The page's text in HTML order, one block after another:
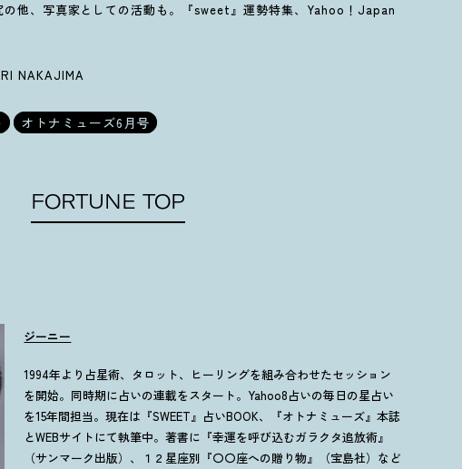
の他、写真家としての活動も。『sweet』運勢特集、Yahoo！Japan
NAKAJIMA
オトナミューズ6月号
FORTUNE TOP
ジーニー
1994年より占星術、タロット、ヒーリングを組み合わせたセッション
を開始。同時期に占いの連載をスタート。Yahoo8占いの毎日の星占い
を15年間担当。現在は『SWEET』占いBOOK、『オトナミューズ』本誌
とWEBサイトにて執筆中。著書に『幸運を呼び込むガラクタ追放術』
（サンマーク出版）、１２星座別『〇〇座への贈り物』（宝島社）など